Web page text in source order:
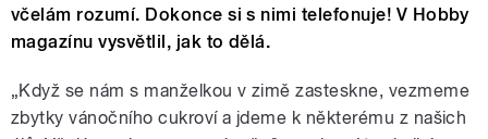
včelám rozumí. Dokonce si s nimi telefonuje! V Hobby
magazínu vysvětlil, jak to dělá.
„Když se nám s manželkou v zimě zasteskne, vezmeme
zbytky vánočního cukroví a jdeme k některému z našich